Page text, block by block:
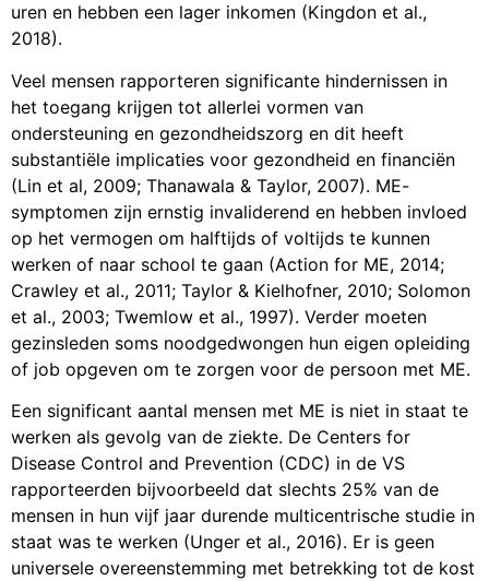
uren en hebben een lager inkomen (Kingdon et al.,
2018).
Veel mensen rapporteren significante hindernissen in
het toegang krijgen tot allerlei vormen van
ondersteuning en gezondheidszorg en dit heeft
substantiële implicaties voor gezondheid en financiën
(Lin et al, 2009; Thanawala & Taylor, 2007). ME-
symptomen zijn ernstig invaliderend en hebben invloed
op het vermogen om halftijds of voltijds te kunnen
werken of naar school te gaan (Action for ME, 2014;
Crawley et al., 2011; Taylor & Kielhofner, 2010; Solomon
et al., 2003; Twemlow et al., 1997). Verder moeten
gezinsleden soms noodgedwongen hun eigen opleiding
of job opgeven om te zorgen voor de persoon met ME.
Een significant aantal mensen met ME is niet in staat te
werken als gevolg van de ziekte. De Centers for
Disease Control and Prevention (CDC) in de VS
rapporteerden bijvoorbeeld dat slechts 25% van de
mensen in hun vijf jaar durende multicentrische studie in
staat was te werken (Unger et al., 2016). Er is geen
universele overeenstemming met betrekking tot de kost